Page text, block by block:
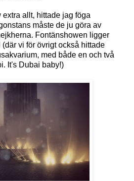
allt, hittade jag föga
måste de ju göra av
Fontänshowen ligger
vi för övrigt också hittade
med både en och två
It's Dubai baby!)